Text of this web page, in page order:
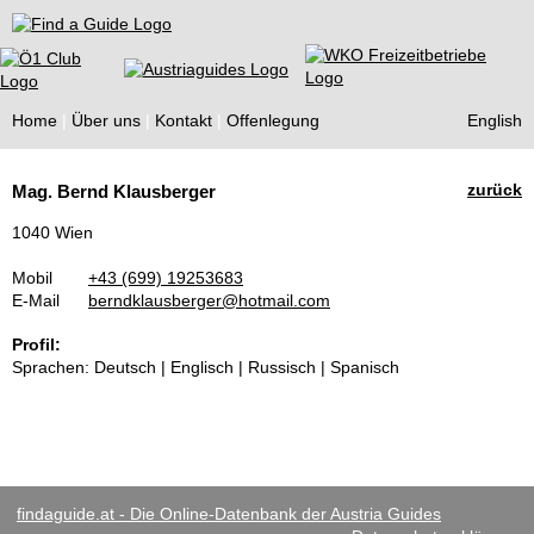
Find a Guide
Home Über uns Kontakt Offenlegung English
Guides
zurück
Mag. Bernd Klausberger
1040 Wien
Mobil
+43 (699) 19253683
E-Mail
berndklausberger@hotmail.com
Profil:
Sprachen: Deutsch | Englisch | Russisch | Spanisch
findaguide.at - Die Online-Datenbank der Austria Guides